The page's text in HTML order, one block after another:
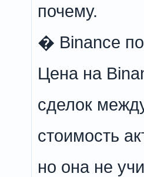
почему.
� Binance
Цена на
сделок
стоимость
но она не